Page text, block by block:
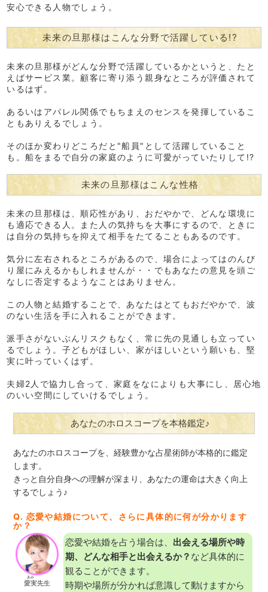
安心できる人物でしょう。
未来の旦那様はこんな分野で活躍している!?
未来の旦那様がどんな分野で活躍しているかというと、たと
えばサービス業。顧客に寄り添う親身なところが評価されて
いるはず。
あるいはアパレル関係でもちまえのセンスを発揮しているこ
ともありえるでしょう。
そのほか変わりどころだと"船員"として活躍していること
も。船をまるで自分の家庭のように可愛がっていたりして!?
未来の旦那様はこんな性格
未来の旦那様は、順応性があり、おだやかで、どんな環境に
も適応できる人。また人の気持ちを大事にするので、ときに
は自分の気持ちを抑えて相手をたてることもあるのです。
気分に左右されるところがあるので、場合によってはのんび
り屋にみえるかもしれませんが・・でもあなたの意見を頭ご
なしに否定するようなことはありません。
この人物と結婚することで、あなたはとてもおだやかで、波
のない生活を手に入れることができます。
派手さがないぶんリスクもなく、常に先の見通しも立ってい
るでしょう。子どもがほしい、家がほしいという願いも、堅
実に叶っていくはず。
夫婦2人で協力し合って、家庭をなによりも大事にし、居心地
のいい空間にしていけるでしょう。
あなたのホロスコープを本格鑑定♪
あなたのホロスコープを、経験豊かな占星術師が本格的に鑑定
します。
きっと自分自身への理解が深まり、あなたの運命は大きく向上
するでしょう♪
Q. 恋愛や結婚について、さらに具体的に何が分かります
か？
愛実
あみ
先生
恋愛や結婚を占う場合は、 出会える場所や時
期、どんな相手と出会えるか？ など具体的に
観ることができます。
時期や場所が分かれば意識して動けますから